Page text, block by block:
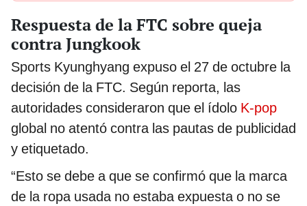
Respuesta de la FTC sobre queja
contra Jungkook
Sports Kyunghyang expuso el 27 de octubre la
decisión de la FTC. Según reporta, las
autoridades consideraron que el ídolo K-pop
global no atentó contra las pautas de publicidad
y etiquetado.
“Esto se debe a que se confirmó que la marca
de la ropa usada no estaba expuesta o no se